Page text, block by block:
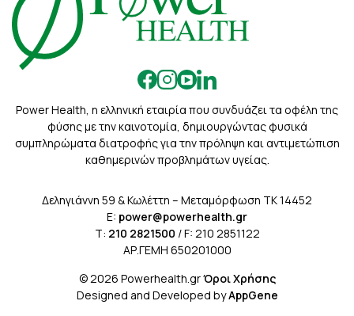
Power Health, η ελληνική εταιρία που συνδυάζει τα οφέλη της
φύσης με την καινοτομία, δημιουργώντας φυσικά
συμπληρώματα διατροφής για την πρόληψη και αντιμετώπιση
καθημερινών προβλημάτων υγείας.
Δεληγιάννη 59 & Κωλέττη – Μεταμόρφωση ΤΚ 14452
E: power@powerhealth.gr
Τ: 210 2821500 / F: 210 2851122
ΑΡ.ΓΕΜΗ 650201000
© 2026 Powerhealth.grΌροι Χρήσης
Designed and Developed byAppGene